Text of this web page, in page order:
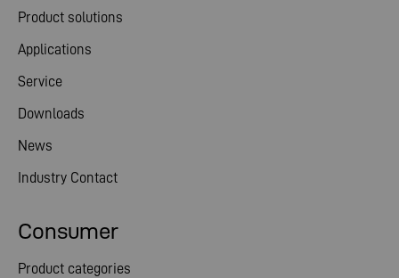
Consumer
Product categories
Product solutions
Applications
Service
Downloads
News
Industry Contact